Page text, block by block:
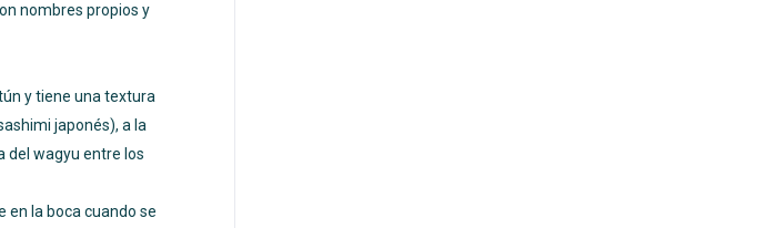
nombres propios y
y tiene una textura
japonés), a la
del wagyu entre los
en la boca cuando se